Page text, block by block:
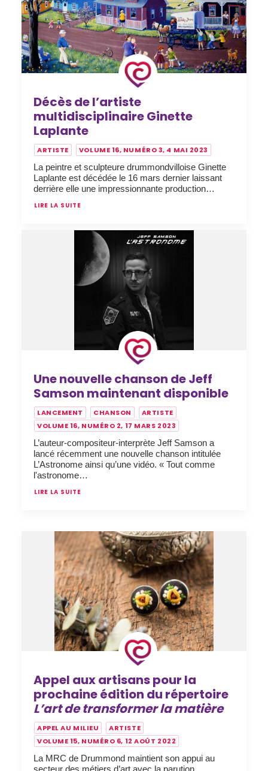
Décès de l’artiste
multidisciplinaire Ginette
Laplante
ARTISTE VOLUME 16, NUMÉRO 3, 4 MAI 2023
La peintre et sculpteure drummondvilloise Ginette
Laplante est décédée le 16 mars dernier laissant
derrière elle une impressionnante production…
LIRE LA SUITE
Une nouvelle chanson de Jeff
Samson maintenant disponible
LANCEMENT CHANSON
ARTISTE
VOLUME 16, NUMÉRO 2, 17 MARS 2023
L’auteur-compositeur-interprète Jeff Samson a
lancé récemment une nouvelle chanson intitulée
L’Astronome ainsi qu’une vidéo. « Tout comme
l'astronome…
LIRE LA SUITE
Appel aux artisans pour la
prochaine édition du répertoire
L’art de transformer la matière
APPEL AU MILIEU
ARTISTE
VOLUME 15, NUMÉRO 6, 12 AOÛT 2022
La MRC de Drummond maintient son appui au
secteur des métiers d’art avec la parution